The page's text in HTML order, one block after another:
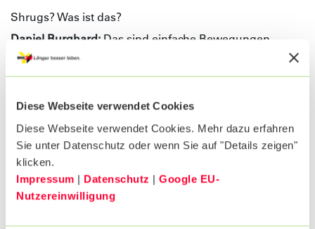
Diese Webseite verwendet Cookies
Diese Webseite verwendet Cookies. Mehr dazu erfahren
Sie unter Datenschutz oder wenn Sie auf "Details zeigen"
klicken.
Impressum | Datenschutz | Google EU-
Nutzereinwilligung
Shrugs? Was ist das?
Daniel Burghard: Das sind einfache Bewegungen.
Eigentlich ist es nur der englische Begriff für
„Schulterzucken“, und im Prinzip machen wir genau
das. Nur schön langsam und kontrolliert und
Hanteln sein, aber zwei Wasserflaschen gehen genauso
gut.